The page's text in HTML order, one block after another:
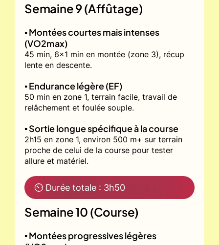
Semaine 9 (Affûtage)
▪️ Montées courtes mais intenses
(VO2max)
45 min, 6x1 min en montée (zone 3), récup
lente en descente.
▪️ Endurance légère (EF)
50 min en zone 1, terrain facile, travail de
relâchement et foulée souple.
▪️ Sortie longue spécifique à la course
2h15 en zone 1, environ 500 m+ sur terrain
proche de celui de la course pour tester
allure et matériel.
⏲ Durée totale : 3h50
Semaine 10 (Course)
▪️ Montées progressives légères